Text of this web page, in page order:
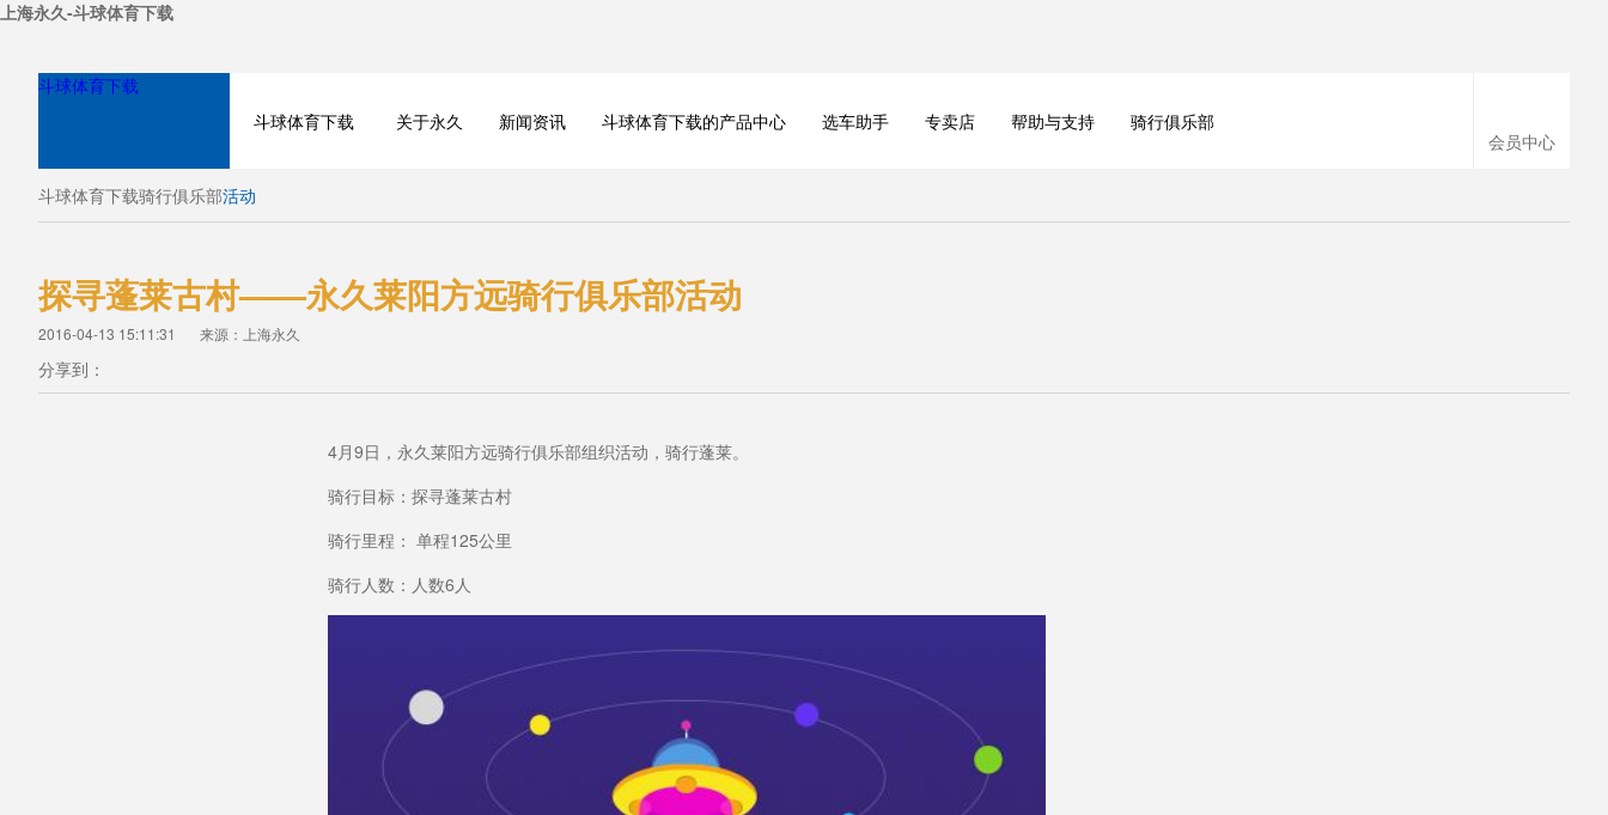
上海永久-斗球体育下载
斗球体育下载
会员中心
斗球体育下载 关于永久 新闻资讯 斗球体育下载的产品中心 选车助手 专卖店 帮助与支持 骑行俱乐部
斗球体育下载骑行俱乐部活动
探寻蓬莱古村——永久莱阳方远骑行俱乐部活动
2016-04-13 15:11:31 来源：上海永久
分享到：
4月9日，永久莱阳方远骑行俱乐部组织活动，骑行蓬莱。
骑行目标：探寻蓬莱古村
骑行里程： 单程125公里
骑行人数：人数6人